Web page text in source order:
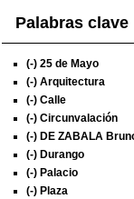
Palabras clave
(-) 25 de Mayo
(-) Arquitectura
(-) Calle
(-) Circunvalación
(-) DE ZABALA
(-) Durango
(-) Palacio
(-) Plaza